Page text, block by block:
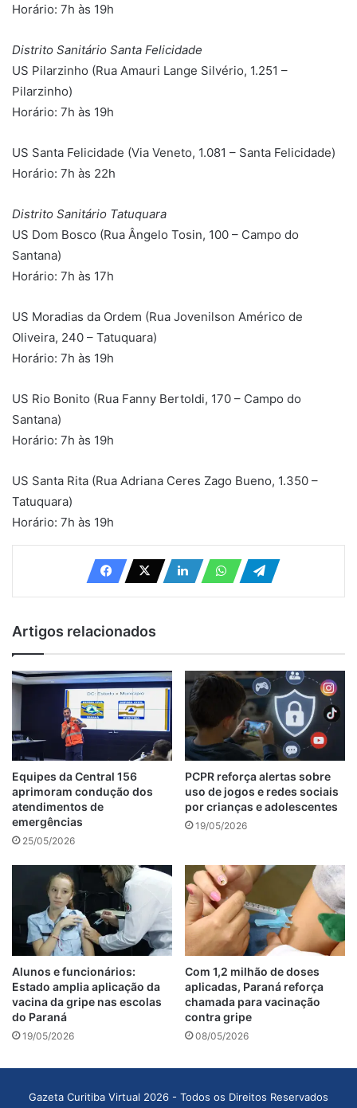
Horário: 7h às 19h
Distrito Sanitário Santa Felicidade
US Pilarzinho (Rua Amauri Lange Silvério, 1.251 –
Pilarzinho)
Horário: 7h às 19h
US Santa Felicidade (Via Veneto, 1.081 – Santa Felicidade)
Horário: 7h às 22h
Distrito Sanitário Tatuquara
US Dom Bosco (Rua Ângelo Tosin, 100 – Campo do
Santana)
Horário: 7h às 17h
US Moradias da Ordem (Rua Jovenilson Américo de
Oliveira, 240 – Tatuquara)
Horário: 7h às 19h
US Rio Bonito (Rua Fanny Bertoldi, 170 – Campo do
Santana)
Horário: 7h às 19h
US Santa Rita (Rua Adriana Ceres Zago Bueno, 1.350 –
Tatuquara)
Horário: 7h às 19h
Artigos relacionados
Equipes da Central 156
aprimoram condução dos
atendimentos de
emergências
25/05/2026
PCPR reforça alertas sobre
uso de jogos e redes sociais
por crianças e adolescentes
19/05/2026
Alunos e funcionários:
Estado amplia aplicação da
vacina da gripe nas escolas
do Paraná
19/05/2026
Com 1,2 milhão de doses
aplicadas, Paraná reforça
chamada para vacinação
contra gripe
08/05/2026
Gazeta Curitiba Virtual 2026 - Todos os Direitos Reservados